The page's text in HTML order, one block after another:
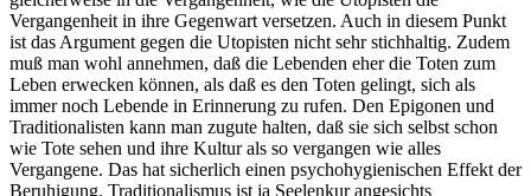
Vergangenheit in ihre Gegenwart versetzen. Auch in diesem Punkt
ist das Argument gegen die Utopisten nicht sehr stichhaltig. Zudem
muß man wohl annehmen, daß die Lebenden eher die Toten zum
Leben erwecken können, als daß es den Toten gelingt, sich als
immer noch Lebende in Erinnerung zu rufen. Den Epigonen und
Traditionalisten kann man zugute halten, daß sie sich selbst schon
wie Tote sehen und ihre Kultur als so vergangen wie alles
Vergangene. Das hat sicherlich einen psychohygienischen Effekt der
Beruhigung. Traditionalismus ist ja Seelenkur angesichts